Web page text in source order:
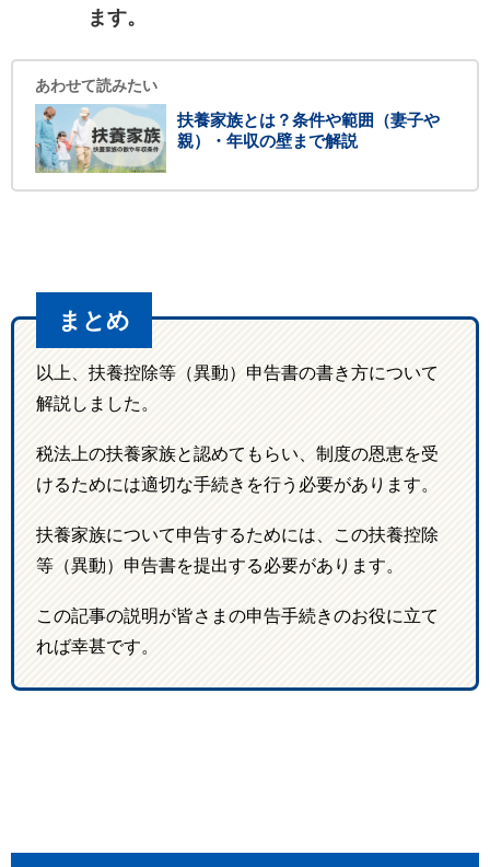
ます。
あわせて読みたい
扶養家族とは？条件や範囲（妻子や
親）・年収の壁まで解説
まとめ
以上、扶養控除等（異動）申告書の書き方について
解説しました。
税法上の扶養家族と認めてもらい、制度の恩恵を受
けるためには適切な手続きを行う必要があります。
扶養家族について申告するためには、この扶養控除
等（異動）申告書を提出する必要があります。
この記事の説明が皆さまの申告手続きのお役に立て
れば幸甚です。